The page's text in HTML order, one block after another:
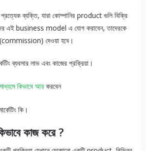
ব্যক্তি, যারা কোম্পানির product গুলি বিক্রি
এই business model এ যোগ করাবেন, তাদেরকে
(commission) দেওয়া হবে।
ব্যবসার লাভ এবং কাজের প্রক্রিয়া।
কিভাবে আয় করবেন
কি।
কাজ করে ?